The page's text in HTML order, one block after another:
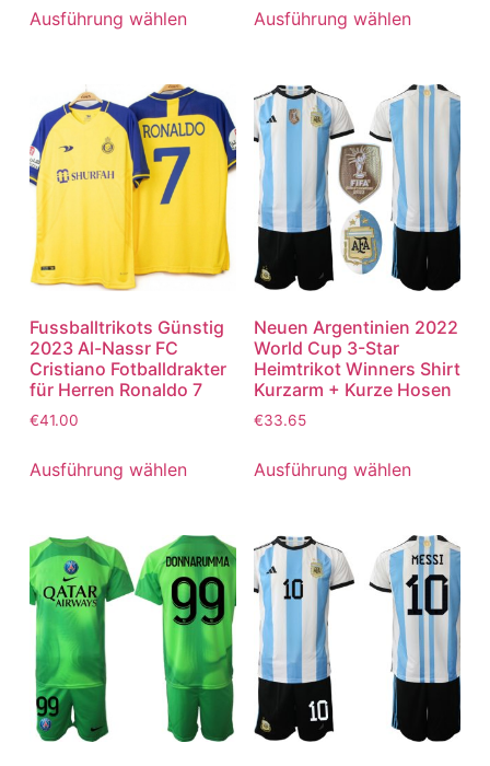
von 5
Ausführung wählen
von 5
Ausführung wählen
Fussballtrikots Günstig
2023 Al-Nassr FC
Cristiano Fotballdrakter
für Herren Ronaldo 7
€41.00
Ausführung wählen
Neuen Argentinien 2022
World Cup 3-Star
Heimtrikot Winners Shirt
Kurzarm + Kurze Hosen
€33.65
Ausführung wählen